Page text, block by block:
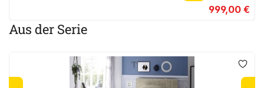
999,00 €
Aus der Serie